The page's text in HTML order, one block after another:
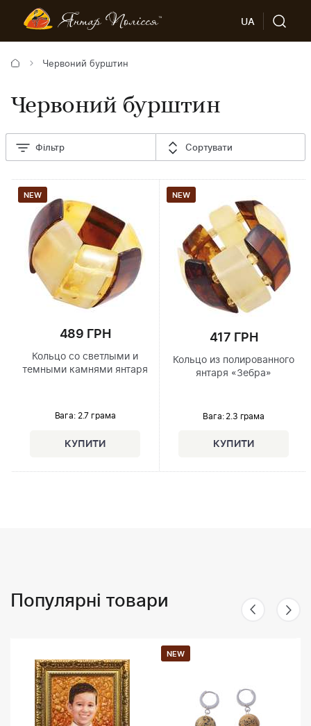
UA
Червоний бурштин
Червоний бурштин
Фільтр Сортувати
NEW
489 ГРН
Кольцо со светлыми и
темными камнями янтаря
Вага: 2.7 грама
NEW
417 ГРН
Кольцо из полированного
янтаря «Зебра»
Вага: 2.3 грама
Популярні товари
NEW